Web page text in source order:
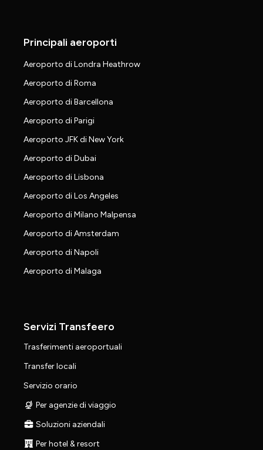
Principali aeroporti
Aeroporto di Londra Heathrow
Aeroporto di Roma
Aeroporto di Barcellona
Aeroporto di Parigi
Aeroporto JFK di New York
Aeroporto di Dubai
Aeroporto di Lisbona
Aeroporto di Los Angeles
Aeroporto di Milano Malpensa
Aeroporto di Amsterdam
Aeroporto di Napoli
Aeroporto di Malaga
Servizi Transfeero
Trasferimenti aeroportuali
Transfer locali
Servizio orario
Per agenzie di viaggio
Soluzioni aziendali
Per hotel & resort